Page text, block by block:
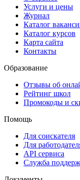
Услуги и цены
Журнал
Каталог
Каталог курсов
Карта сайта
Контакты
Образование
Отзывы об
Рейтинг школ
Промокоды и
Помощь
Для соискателя
Для
API сервиса
Служба